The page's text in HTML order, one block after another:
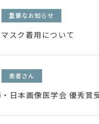
重要なお知らせ
スク着用について
患者さん
日本画像医学会 優秀賞